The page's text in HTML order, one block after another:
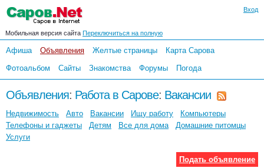
Вход
Мобильная версия сайта Переключиться на полную
Афиша Объявления Желтые страницы
Карта Сарова
Фотоальбом
Сайты Знакомства Форумы Погода
Объявления: Работа в Сарове: Вакансии
Недвижимость Авто Вакансии Ищу работу
Компьютеры
Телефоны и гаджеты
Детям Все для дома
Домашние питомцы
Услуги
Подать объявление